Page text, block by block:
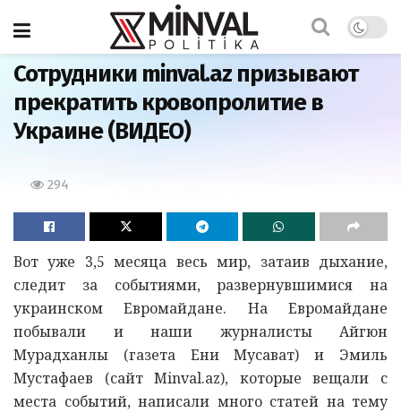
Главная
Сотрудники minval.az призывают
прекратить кровопролитие в
Украине (ВИДЕО)
294
Вот уже 3,5 месяца весь мир, затаив дыхание,
следит за событиями, развернувшимися на
украинском Евромайдане. На Евромайдане
побывали и наши журналисты Айгюн
Мурадханлы (газета Ени Мусават) и Эмиль
Мустафаев (сайт Minval.az), которые вещали с
места событий, написали много статей на тему